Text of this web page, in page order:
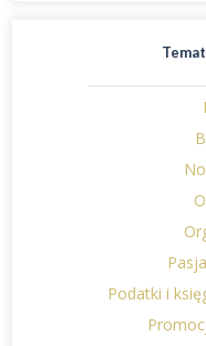
Podatki i